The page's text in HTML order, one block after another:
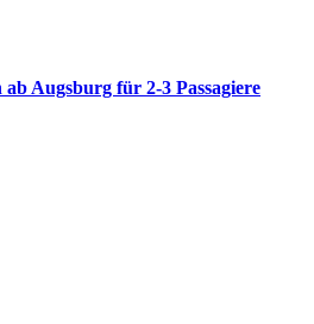
Augsburg für 2-3 Passagiere